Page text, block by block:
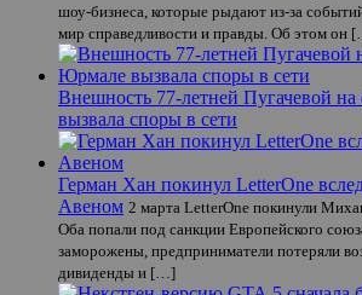
шоу-бизнеса, которые рыдают из-за
мир справедливости и правды. Об этом он
Внешность 77-летней Пугачевой
вызвала споры в сети
Герман Хан покинул LetterOne
Авеном 2 марта LetterOne покинули
Оба попали под санкции Европейского
заморожены, предприниматели потеряли
дивиденды и […]